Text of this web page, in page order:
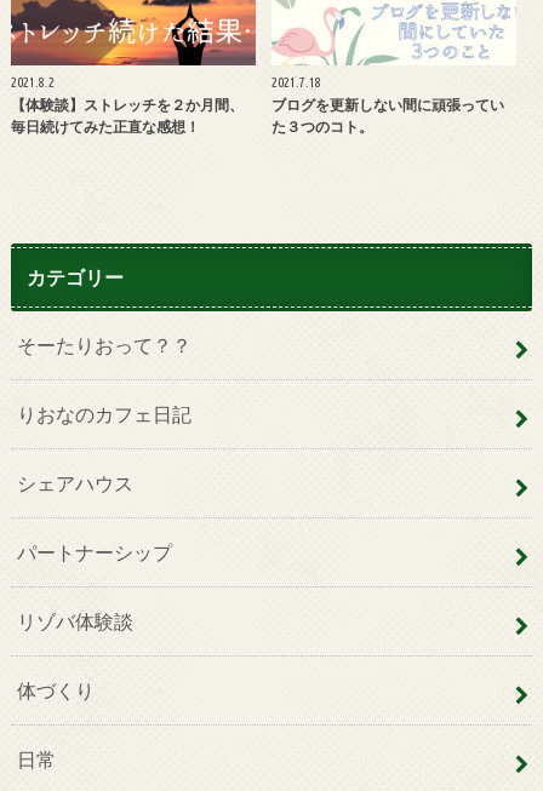
2021.8.2
【体験談】ストレッチを２か月間、
毎日続けてみた正直な感想！
2021.7.18
ブログを更新しない間に頑張ってい
た３つのコト。
カテゴリー
そーたりおって？？
りおなのカフェ日記
シェアハウス
パートナーシップ
リゾバ体験談
体づくり
日常